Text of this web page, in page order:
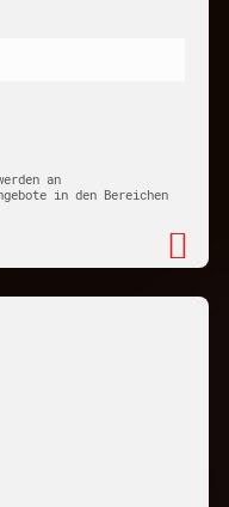
an
in den Bereichen